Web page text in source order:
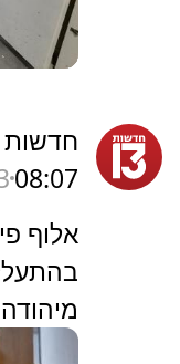
חדשות 13
08:07
אלוף